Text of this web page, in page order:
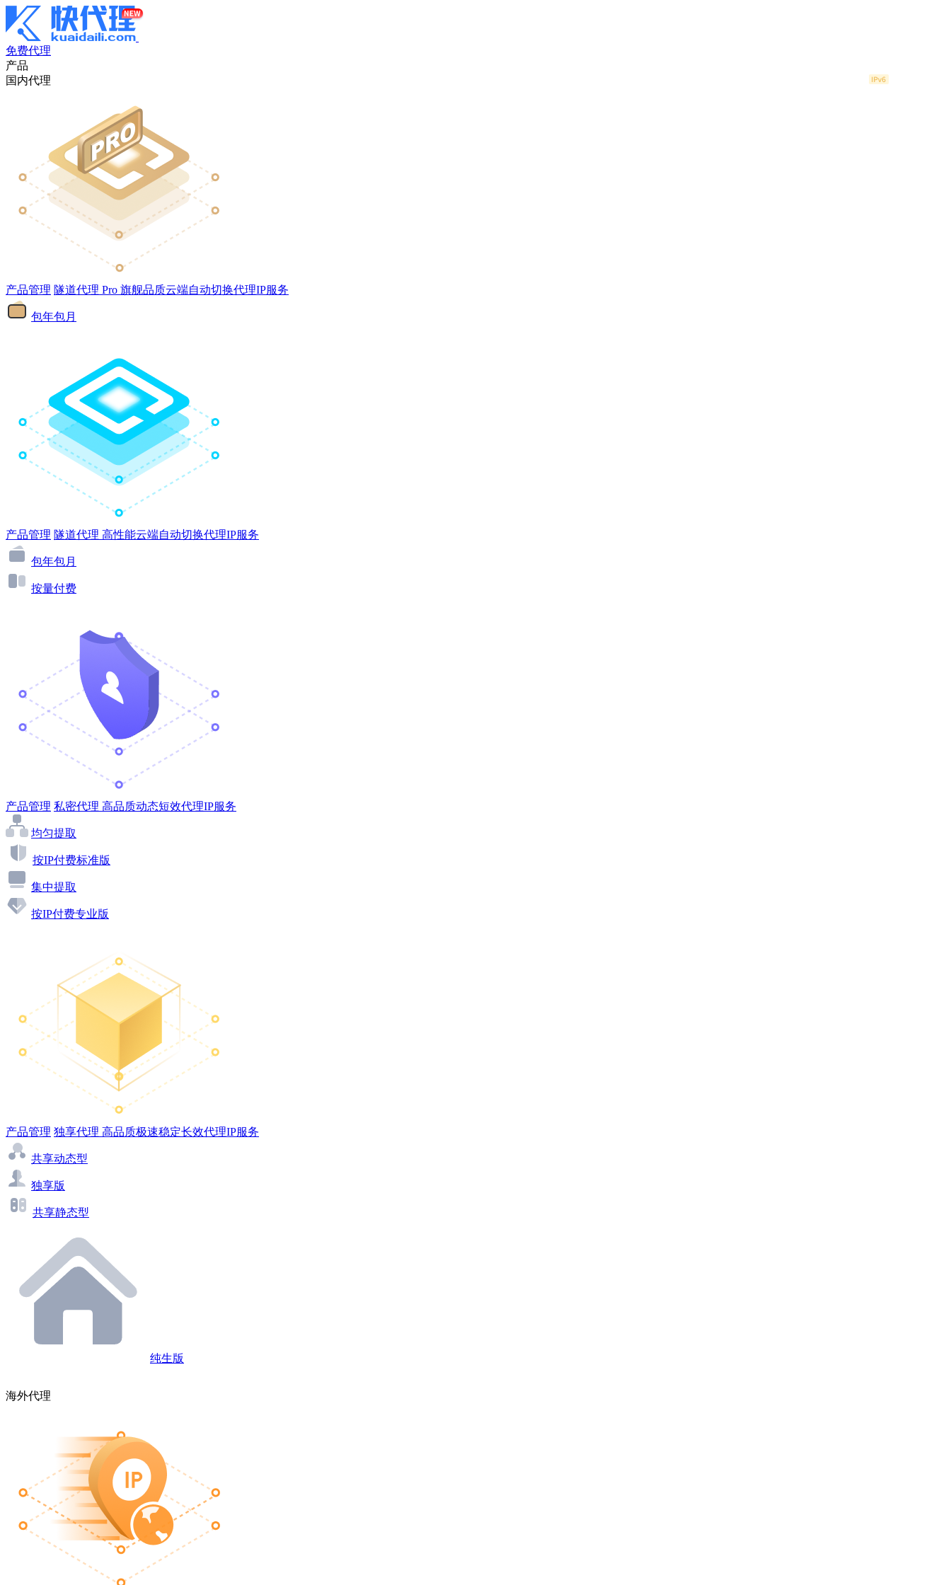
免费代理
产品
国内代理
产品管理 隧道代理 Pro 旗舰品质云端自动切换代理IP服务
包年包月
产品管理 隧道代理 高性能云端自动切换代理IP服务
包年包月
按量付费
产品管理 私密代理 高品质动态短效代理IP服务
均匀提取
按IP付费标准版
集中提取
按IP付费专业版
产品管理 独享代理 高品质极速稳定长效代理IP服务
共享动态型
独享版
共享静态型
纯生版
海外代理